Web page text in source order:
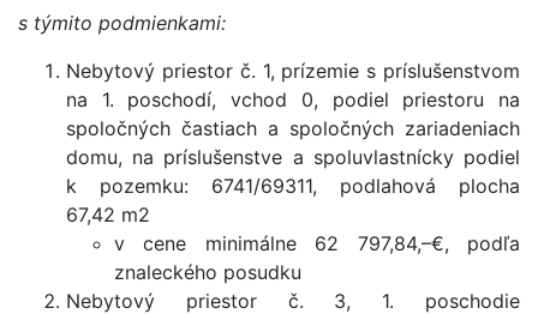
s týmito podmienkami:
Nebytový priestor č. 1, prízemie s príslušenstvom
na 1. poschodí, vchod 0, podiel priestoru na
spoločných častiach a spoločných zariadeniach
domu, na príslušenstve a spoluvlastnícky podiel
k pozemku: 6741/69311, podlahová plocha
67,42 m2
v cene minimálne 62 797,84,–€, podľa
znaleckého posudku
Nebytový priestor č. 3, 1. poschodie